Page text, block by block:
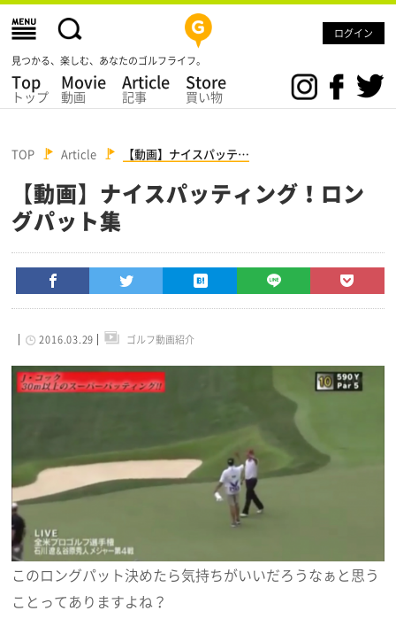
ログイン
見つかる、楽しむ、あなたのゴルフライフ。
Top
トップ
Movie
動画
Article
記事
Store
買い物
TOP Article 【動画】ナイスパッテ…
【動画】ナイスパッティング！ロン
グパット集
2016.03.29 ゴルフ動画紹介
このロングパット決めたら気持ちがいいだろうなぁと思う
ことってありますよね？